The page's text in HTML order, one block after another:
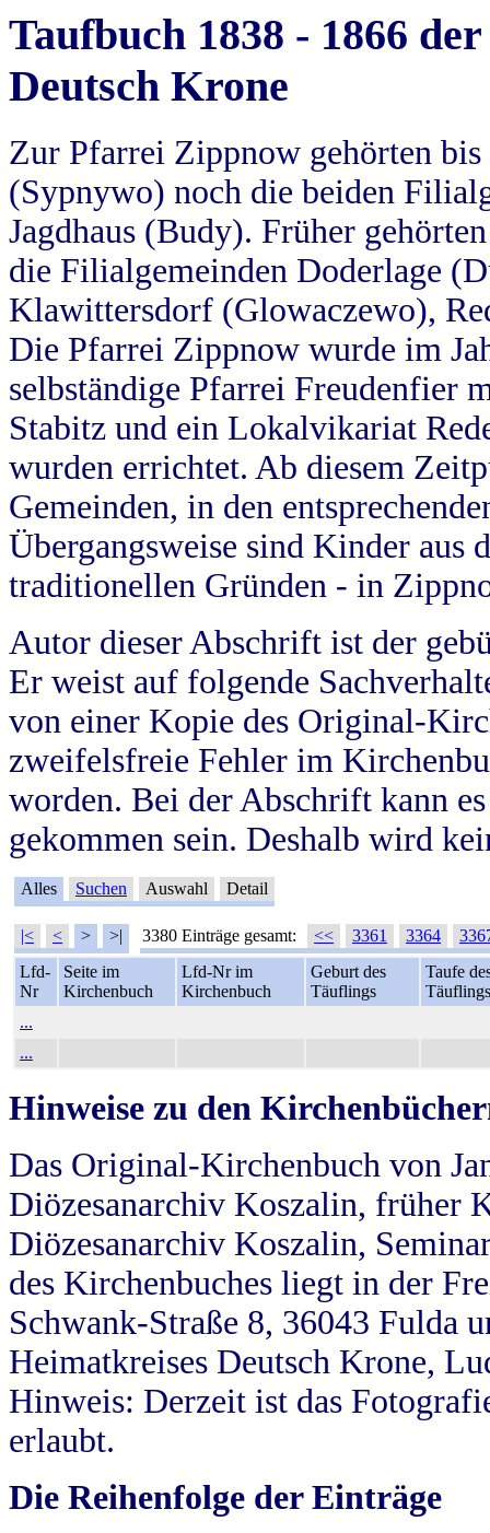
Taufbuch 1838 - 1866
Deutsch Krone
Zur Pfarrei Zippnow gehörten
(Sypnywo) noch die beiden
Jagdhaus (Budy). Früher
die Filialgemeinden Doderlage
Klawittersdorf (Glowaczewo),
Die Pfarrei Zippnow wurde im
selbständige Pfarrei Freudenfier
Stabitz und ein Lokalvikariat
wurden errichtet. Ab diesem
Gemeinden, in den
Übergangsweise sind Kinder aus
traditionellen Gründen - in
Autor dieser Abschrift ist der
Er weist auf folgende
von einer Kopie des Original-
zweifelsfreie Fehler im
worden. Bei der Abschrift kann
gekommen sein. Deshalb wird
Alles Suchen Auswahl Detail
|< < > >| 3380 Einträge gesamt: << 3361 3364
Lfd-
Nr
Seite im
Kirchenbuch
Lfd-Nr im
Kirchenbuch
Geburt des
Täuflings
Taufe
Täuflings
...
...
Hinweise zu den
Das Original-Kirchenbuch von
Diözesanarchiv Koszalin, früher
Diözesanarchiv Koszalin,
des Kirchenbuches liegt in der
Schwank-Straße 8, 36043 Fulda
Heimatkreises Deutsch Krone,
Hinweis: Derzeit ist das
erlaubt.
Die Reihenfolge der Einträge